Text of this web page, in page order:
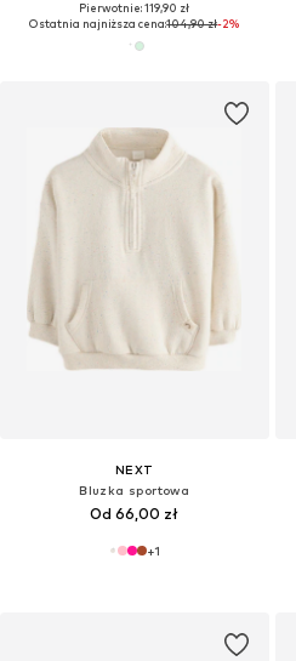
Pierwotnie: 119,90 zł
Ostatnia najniższa cena:104,90 zł-2%
NEXT
Bluzka sportowa
Od 66,00 zł
+1